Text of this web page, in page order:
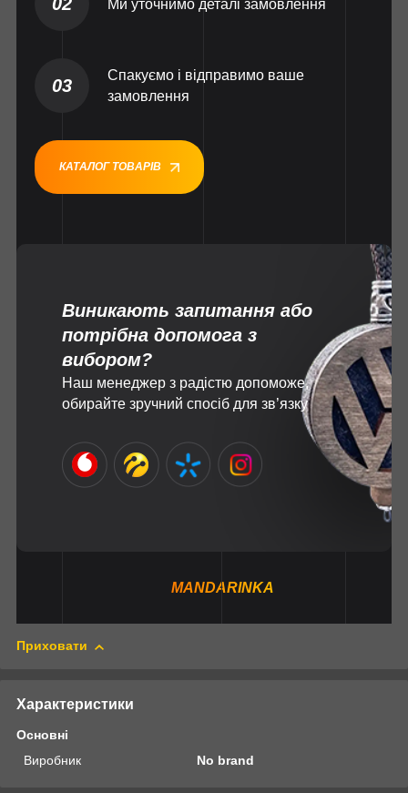
Ми уточнимо деталі замовлення
03
Спакуємо і відправимо ваше
замовлення
КАТАЛОГ ТОВАРІВ
Виникають запитання або
потрібна допомога з
вибором?
Наш менеджер з радістю допоможе,
обирайте зручний спосіб для зв’язку
MANDARINKA
Приховати
Характеристики
Основні
Виробник
No brand